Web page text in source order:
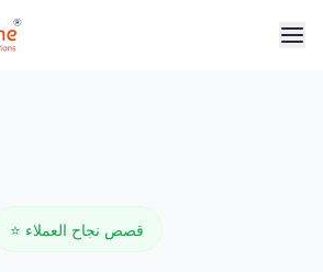
⭐ قصص نجاح العملاء